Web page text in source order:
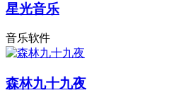
星光音乐
音乐软件
森林九十九夜